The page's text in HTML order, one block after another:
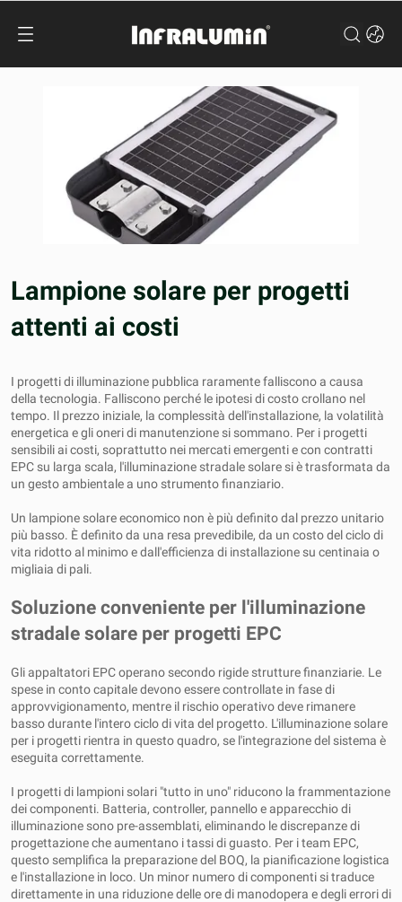
Lampione solare per progetti
attenti ai costi
I progetti di illuminazione pubblica raramente falliscono a causa
della tecnologia. Falliscono perché le ipotesi di costo crollano nel
tempo. Il prezzo iniziale, la complessità dell'installazione, la volatilità
energetica e gli oneri di manutenzione si sommano. Per i progetti
sensibili ai costi, soprattutto nei mercati emergenti e con contratti
EPC su larga scala, l'illuminazione stradale solare si è trasformata da
un gesto ambientale a uno strumento finanziario.
Un lampione solare economico non è più definito dal prezzo unitario
più basso. È definito da una resa prevedibile, da un costo del ciclo di
vita ridotto al minimo e dall'efficienza di installazione su centinaia o
migliaia di pali.
Soluzione conveniente per l'illuminazione
stradale solare per progetti EPC
Gli appaltatori EPC operano secondo rigide strutture finanziarie. Le
spese in conto capitale devono essere controllate in fase di
approvvigionamento, mentre il rischio operativo deve rimanere
basso durante l'intero ciclo di vita del progetto. L'illuminazione solare
per i progetti rientra in questo quadro, se l'integrazione del sistema è
eseguita correttamente.
I progetti di lampioni solari "tutto in uno" riducono la frammentazione
dei componenti. Batteria, controller, pannello e apparecchio di
illuminazione sono pre-assemblati, eliminando le discrepanze di
progettazione che aumentano i tassi di guasto. Per i team EPC,
questo semplifica la preparazione del BOQ, la pianificazione logistica
e l'installazione in loco. Un minor numero di componenti si traduce
direttamente in una riduzione delle ore di manodopera e degli errori di